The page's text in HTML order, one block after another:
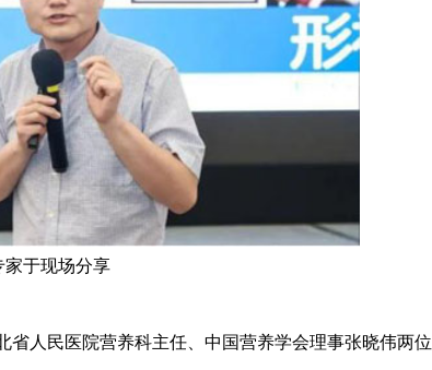
家于现场分享
人民医院营养科主任、中国营养学会理事张晓伟两位